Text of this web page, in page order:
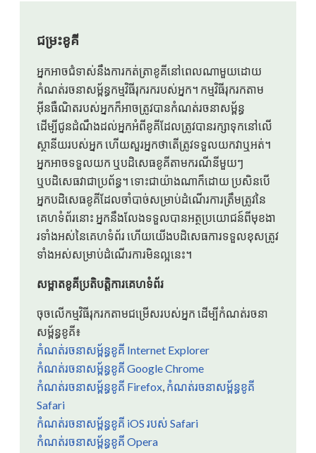
ជម្រះខូគី
អ្នកអាចជំទាស់នឹងការកត់ត្រាខូគីនៅពេលណាមួយដោយ
កំណត់រចនាសម្ព័ន្ធកម្មវិធីរុករករបស់អ្នក។ កម្មវិធីរុករកតាម
អ៊ីនធឺណិតរបស់អ្នកក៏អាចត្រូវបានកំណត់រចនាសម្ព័ន្ធ
ដើម្បីជូនដំណឹងដល់អ្នកអំពីខូគីដែលត្រូវបានរក្សាទុកនៅលើ
ស្ថានីយរបស់អ្នក ហើយសួរអ្នកថាតើត្រូវទទួលយកវាឬអត់។
អ្នកអាចទទួលយក ឬបដិសេធខូគីតាមករណីនីមួយៗ
ឬបដិសេធវាជាប្រព័ន្ធ។ ទោះជាយ៉ាងណាក៏ដោយ ប្រសិនបើ
អ្នកបដិសេធខូគីដែលចាំបាច់សម្រាប់ដំណើរការត្រឹមត្រូវនៃ
គេហទំព័រនោះ អ្នកនឹងលែងទទួលបានអត្ថប្រយោជន៍ពីមុខងា
រទាំងអស់នៃគេហទំព័រ ហើយយើងបដិសេធការទទួលខុសត្រូវ
ទាំងអស់សម្រាប់ដំណើរការមិនល្អនេះ។
សម្អាតខូគីប្រតិបត្តិការគេហទំព័រ
ចុចលើកម្មវិធីរុករកតាមជម្រើសរបស់អ្នក ដើម្បីកំណត់រចនា
សម្ព័ន្ធខូគី៖
កំណត់រចនាសម្ព័ន្ធខូគី Internet Explorer
កំណត់រចនាសម្ព័ន្ធខូគី Google Chrome
កំណត់រចនាសម្ព័ន្ធខូគី Firefox, កំណត់រចនាសម្ព័ន្ធខូគី
Safari
កំណត់រចនាសម្ព័ន្ធខូគី iOS របស់ Safari
កំណត់រចនាសម្ព័ន្ធខូគី Opera